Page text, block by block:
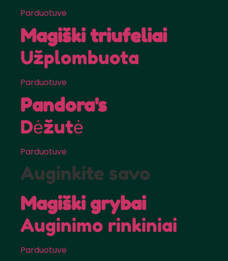
Parduotuvė
Magiški triufeliai
Užplombuota
Parduotuvė
Pandora's
Dėžutė
Parduotuvė
Auginkite savo
Magiški grybai
Auginimo rinkiniai
Parduotuvė